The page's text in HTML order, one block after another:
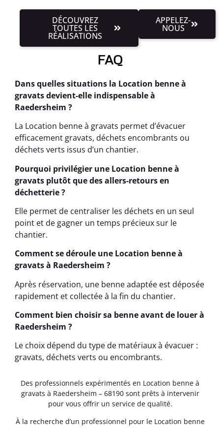
DÉCOUVREZ
TOUTES LES
RÉALISATIONS
APPELEZ-
NOUS
FAQ
Dans quelles situations la Location benne à
gravats devient-elle indispensable à
Raedersheim ?
La Location benne à gravats permet d’évacuer
efficacement gravats, déchets encombrants ou
déchets verts issus d’un chantier.
Pourquoi privilégier une Location benne à
gravats plutôt que des allers-retours en
déchetterie ?
Elle permet de centraliser les déchets en un seul
point et de gagner un temps précieux sur le
chantier.
Comment se déroule une Location benne à
gravats à Raedersheim ?
Après réservation, une benne adaptée est déposée
rapidement et collectée à la fin du chantier.
Comment bien choisir sa benne avant de louer à
Raedersheim ?
Le choix dépend du type de matériaux à évacuer :
gravats, déchets verts ou encombrants.
Des professionnels expérimentés en Location benne à
gravats à Raedersheim – 68190 sont prêts à intervenir
pour vous offrir un service de qualité.
À la recherche d’un professionnel pour le Location benne